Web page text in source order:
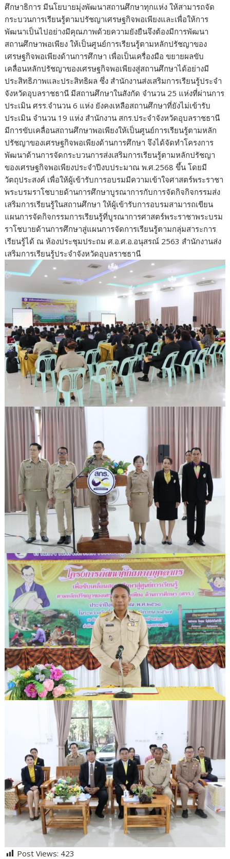
ศึกษาธิการ มีนโยบายมุ่งพัฒนาสถานศึกษาทุกแห่ง ให้สามารถจัด
กระบวนการเรียนรู้ตามปรัชญาเศรษฐกิจพอเพียงและเพื่อให้การ
พัฒนาเป็นไปอย่างมีคุณภาพด้วยความยังยืนจึงต้องมีการพัฒนา
สถานศึกษาพอเพียง ให้เป็นศูนย์การเรียนรู้ตามหลักปรัชญาของ
เศรษฐกิจพอเพียงด้านการศึกษา เพื่อเป็นเครื่องมือ ขยายผลขับ
เคลื่อนหลักปรัชญาของเศรษฐกิจพอเพียงสู่สถานศึกษาได้อย่างมี
ประสิทธิภาพและประสิทธิผล ซึ่ง สำนักงานส่งเสริมการเรียนรู้ประจำ
จังหวัดอุบลราชธานี มีสถานศึกษาในสังกัด จำนวน 25 แห่งที่ผ่านการ
ประเมิน ศรร.จำนวน 6 แห่ง ยังคงเหลือสถานศึกษาที่ยังไม่เข้ารับ
ประเมิน จำนวน 19 แห่ง สำนักงาน สกร.ประจำจังหวัดอุบลราชธานี
มีการขับเคลื่อนสถานศึกษาพอเพียงให้เป็นศูนย์การเรียนรู้ตามหลัก
ปรัชญาของเศรษฐกิจพอเพียงด้านการศึกษา จึงได้จัดทำโครงการ
พัฒนาด้านการจัดกระบวนการส่งเสริมการเรียนรู้ตามหลักปรัชญา
ของเศรษฐกิจพอเพียงประจำปีงบประมาณ พ.ศ.2568 ขึ้น โดยมี
วัตถุประสงค์ เพื่อให้ผู้เข้ารับการอบรมมีความเข้าใจศาสตร์พระราชา
พระบรมราโชบายด้านการศึกษาบูรณาการกับการจัดกิจกิจกรรมส่ง
เสริมการเรียนรู้ในสถานศึกษา ให้ผู้เข้ารับการอบรมสามารถเขียน
แผนการจัดกิจกรรมการเรียนรู้ที่บูรณาการศาสตร์พระราชาพระบรม
ราโชบายด้านการศึกษาสู่แผนการจัดการเรียนรู้ตามกลุ่มสาระการ
เรียนรู้ได้ ณ ห้องประชุมประถม ศ.อ.ศ.อ.อนุสรณ์ 2563 สำนักงานส่ง
เสริมการเรียนรู้ประจำจังหวัดอุบลราชธานี
Post Views: 423